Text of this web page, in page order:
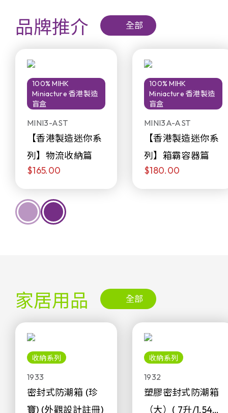
品牌推介 全部
100% MIHK
Miniacture 香港製造
盲盒
MINI3-AST
【香港製造迷你系
列】物流收納篇
$165.00
100% MIHK
Miniacture 香港製造
盲盒
MINI3A-AST
【香港製造迷你系
列】箱霸容器篇
$180.00
家居用品 全部
收納系列
1933
密封式防潮箱 (珍
寶) (外觀設計註冊)
收納系列
1932
塑膠密封式防潮箱
（大）( 7升/1.54加